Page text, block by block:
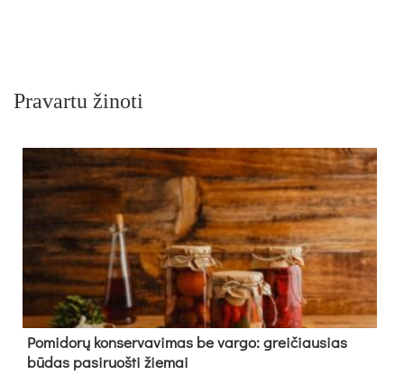
Pravartu žinoti
Pomidorų konservavimas be vargo: greičiausias
būdas pasiruošti žiemai